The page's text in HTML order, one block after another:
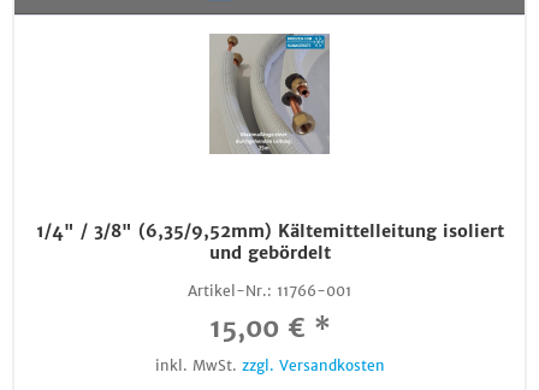
1/4" / 3/8" (6,35/9,52mm) Kältemittelleitung isoliert
und gebördelt
Artikel-Nr.: 11766-001
15,00 € *
inkl. MwSt. zzgl. Versandkosten